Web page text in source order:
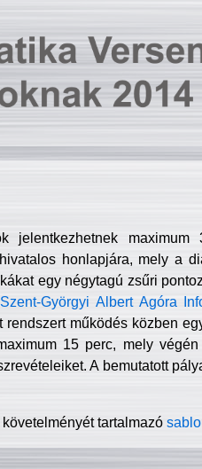
jelentkezhetnek
honlapjára, mely a
egy négytagú zsűri
Szent-Györgyi Albert Agóra
rendszert működés közben
15 perc, mely
A bemutatott
tartalmazó